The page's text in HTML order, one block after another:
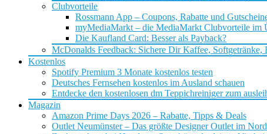
Clubvorteile
Rossmann App – Coupons, Rabatte und
myMediaMarkt – die MediaMarkt Clubvorteile im
Die Kaufland Card: Besser als Payback?
McDonalds Feedback: Sichere Dir Kaffee, Softgetränke,
Kostenlos
Spotify Premium 3 Monate kostenlos testen
Deutsches Fernsehen kostenlos im Ausland schauen
Entdecke den kostenlosen dm Teppichreiniger zum
Magazin
Amazon Prime Days 2026 – Rabatte, Tipps & Deals
Outlet Neumünster – Das größte Designer Outlet im